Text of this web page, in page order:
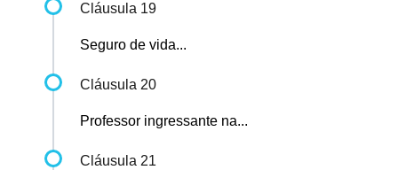
Cláusula 19
Seguro de vida...
Cláusula 20
Professor ingressante na...
Cláusula 21